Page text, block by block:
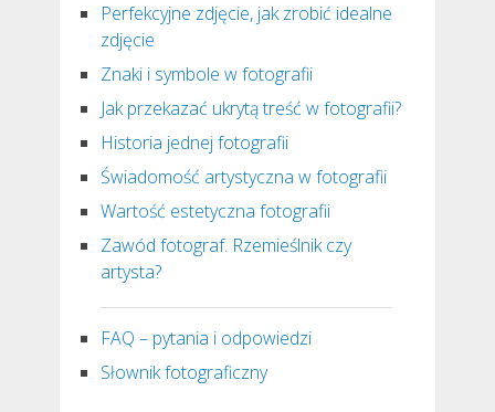
Perfekcyjne zdjęcie, jak zrobić idealne
zdjęcie
Znaki i symbole w fotografii
Jak przekazać ukrytą treść w fotografii?
Historia jednej fotografii
Świadomość artystyczna w fotografii
Wartość estetyczna fotografii
Zawód fotograf. Rzemieślnik czy
artysta?
FAQ – pytania i odpowiedzi
Słownik fotograficzny